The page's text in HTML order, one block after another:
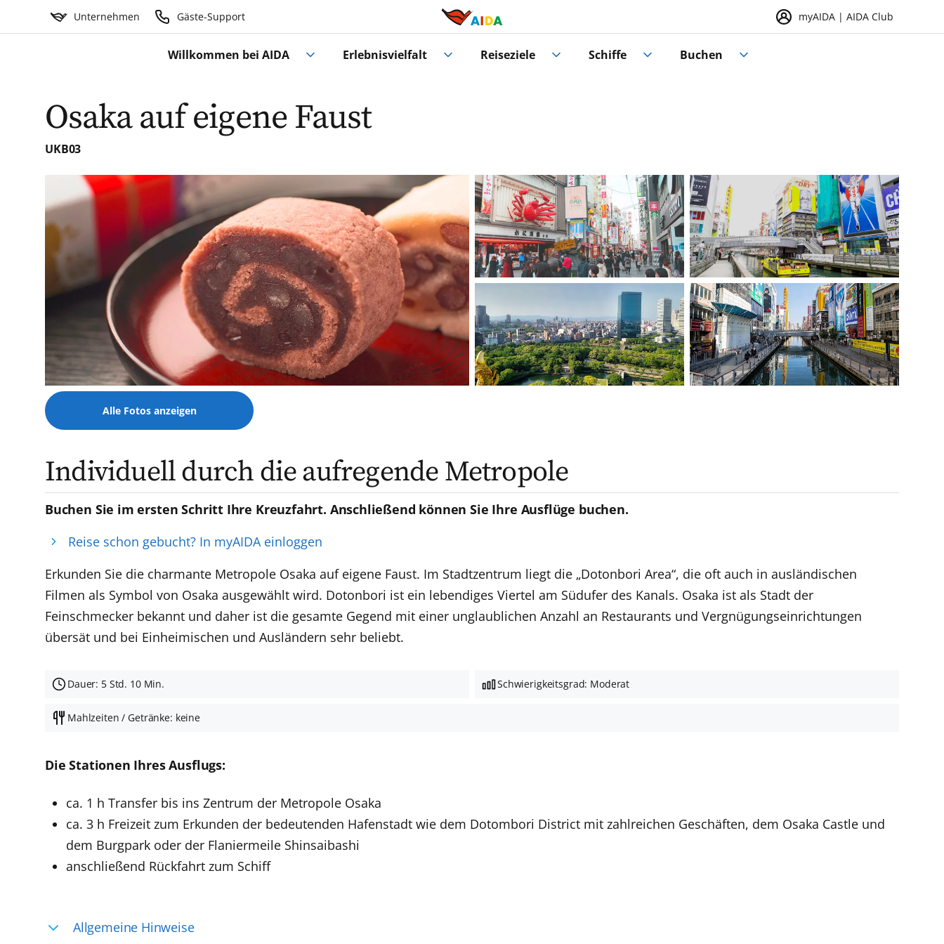
Unternehmen Gäste-Support myAIDA | AIDA Club
Willkommen bei AIDA Erlebnisvielfalt Reiseziele Schiffe Buchen
Osaka auf eigene Faust
UKB03
Alle Fotos anzeigen
Individuell durch die aufregende Metropole
Buchen Sie im ersten Schritt Ihre Kreuzfahrt. Anschließend können Sie Ihre Ausflüge buchen.
Reise schon gebucht? In myAIDA einloggen
Erkunden Sie die charmante Metropole Osaka auf eigene Faust. Im Stadtzentrum liegt die „Dotonbori Area“, die oft auch in ausländischen
Filmen als Symbol von Osaka ausgewählt wird. Dotonbori ist ein lebendiges Viertel am Südufer des Kanals. Osaka ist als Stadt der
Feinschmecker bekannt und daher ist die gesamte Gegend mit einer unglaublichen Anzahl an Restaurants und Vergnügungseinrichtungen
übersät und bei Einheimischen und Ausländern sehr beliebt.
Dauer: 5 Std. 10 Min. Schwierigkeitsgrad: Moderat
Mahlzeiten / Getränke: keine
Die Stationen Ihres Ausflugs:
ca. 1 h Transfer bis ins Zentrum der Metropole Osaka
ca. 3 h Freizeit zum Erkunden der bedeutenden Hafenstadt wie dem Dotombori District mit zahlreichen Geschäften, dem Osaka Castle und
dem Burgpark oder der Flaniermeile Shinsaibashi
anschließend Rückfahrt zum Schiff
Allgemeine Hinweise